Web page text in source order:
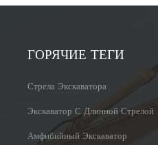
ГОРЯЧИЕ ТЕГИ
Стрела Экскаватора
Экскаватор С Длинной Стрелой
Амфибийный Экскаватор